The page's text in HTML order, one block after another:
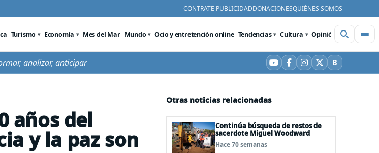
CONTRATE PUBLICIDADDONACIONESQUIÉNES SOMOS
Turismo Economía Mes del Mar Mundo Ocio y entretención online Tendencias Cultura Opinión Videos
analizar, anticipar YouTube
Facebook
Instagram
X BBluesky
años del
y la paz son
Otras noticias relacionadas
Continúa búsqueda de restos de
sacerdote Miguel Woodward
Hace 70 semanas